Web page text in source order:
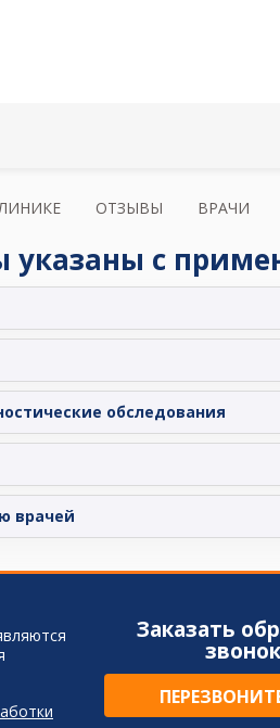
ОТЗЫВЫ ВРАЧИ
указаны с
обследования
врачей
Заказать
звонок